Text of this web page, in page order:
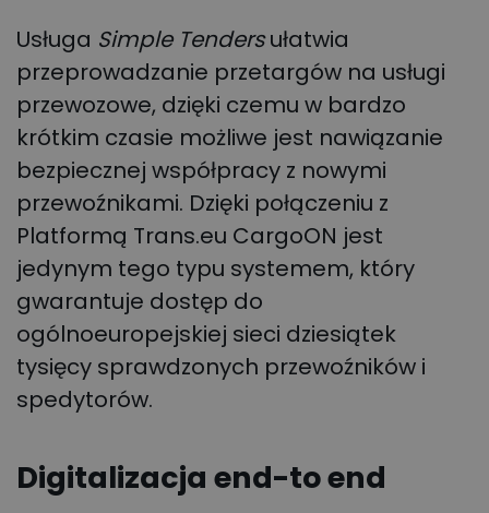
Usługa Simple Tendersułatwia
przeprowadzanie przetargów na usługi
przewozowe, dzięki czemu w bardzo
krótkim czasie możliwe jest nawiązanie
bezpiecznej współpracy z nowymi
przewoźnikami. Dzięki połączeniu z
Platformą Trans.eu CargoON jest
jedynym tego typu systemem, który
gwarantuje dostęp do
ogólnoeuropejskiej sieci dziesiątek
tysięcy sprawdzonych przewoźników i
spedytorów.
Digitalizacja end-to end